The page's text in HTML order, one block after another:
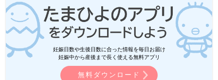
妊娠日数や生後日数に合った情報を毎日お届け
妊娠中から産後まで長く使える無料アプリ
無料ダウンロード